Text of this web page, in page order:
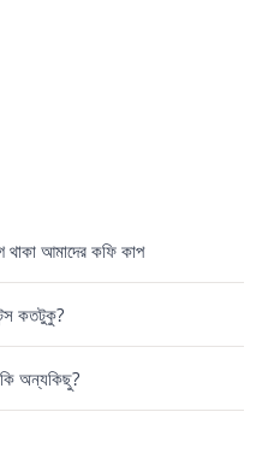
থাকা আমাদের কফি কাপ
কতটুকু?
অন্যকিছু?